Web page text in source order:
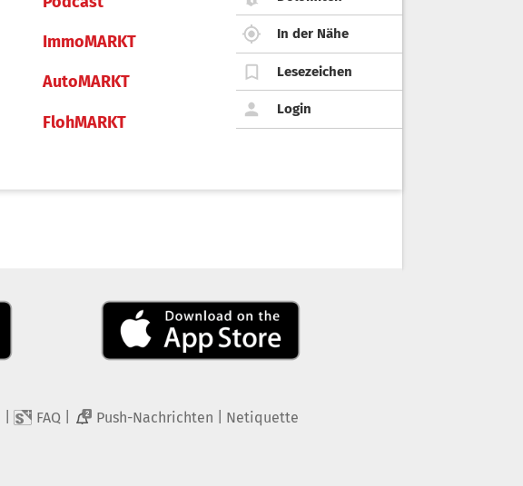
ImmoMARKT
AutoMARKT
FlohMARKT
In der Nähe
Lesezeichen
Login
FAQ 2 Push-Nachrichten Netiquette